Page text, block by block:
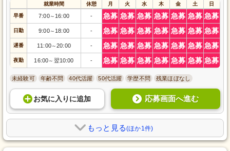
就業時間 休憩 月 火 水 木 金 土 日
早番 7:00～ 16:00 - 急募 急募 急募 急募 急募 急募 急募
日勤 9:00～ 18:00 - 急募 急募 急募 急募 急募 急募 急募
遅番 11:00～20:00 - 急募 急募 急募 急募 急募 急募 急募
夜勤 16:00～ 翌10:00 - 急募 急募 急募 急募 急募 急募 急募
未経験可 年齢不問 40代活躍 50代活躍 学歴不問 残業ほぼなし
お気に入り に追加 応募画面へ進む
もっと見る(ほか1件)